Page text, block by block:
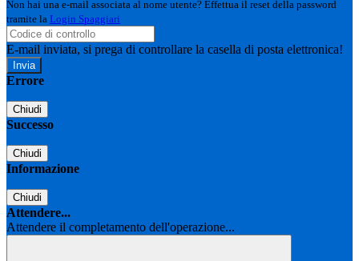
Non hai una e-mail associata al nome utente? Effettua il reset della password
tramite la Login Spaggiari
E-mail inviata, si prega di controllare la casella di posta elettronica!
Errore
Chiudi
Successo
Chiudi
Informazione
Chiudi
Attendere...
Attendere il completamento dell'operazione...